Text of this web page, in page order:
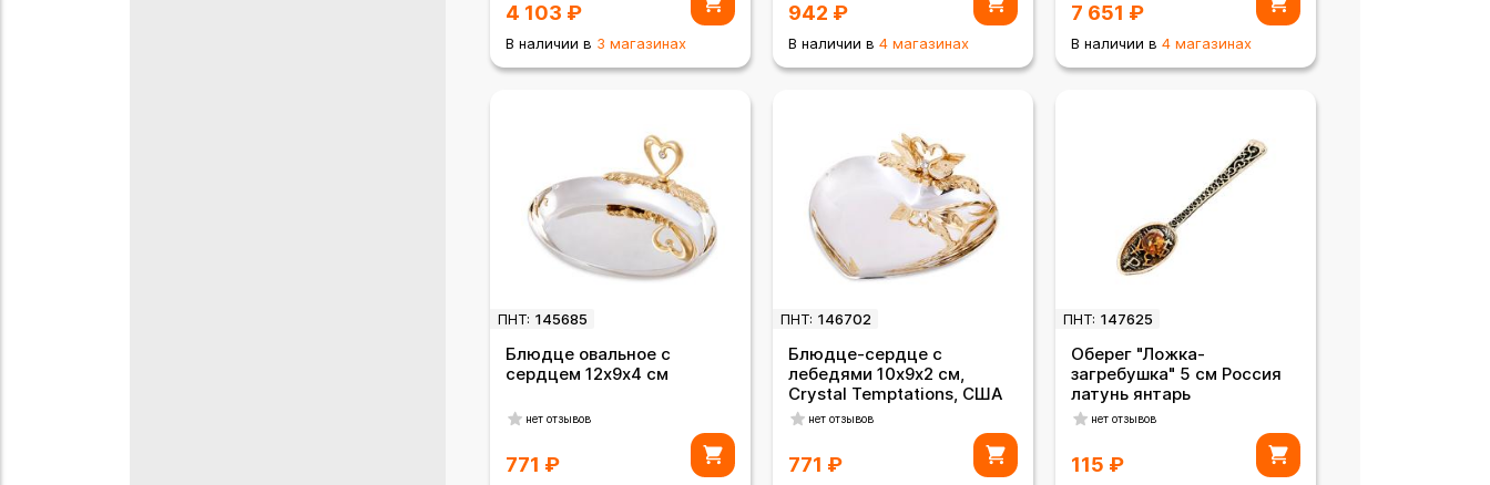
4 103 ₽
В наличии в 3 магазинах
942 ₽
В наличии в 4 магазинах
7 651 ₽
В наличии в 4 магазинах
ПНТ: 145685
Блюдце овальное с
сердцем 12х9х4 см
нет отзывов
771 ₽
ПНТ: 146702
Блюдце-сердце с
лебедями 10х9х2 см,
Crystal Temptations, США
нет отзывов
771 ₽
ПНТ: 147625
Оберег "Ложка-
загребушка" 5 см Россия
латунь янтарь
нет отзывов
115 ₽